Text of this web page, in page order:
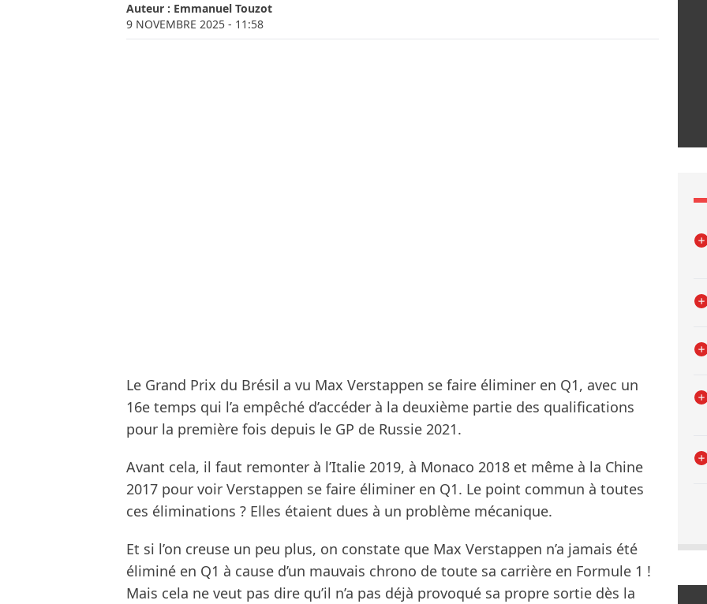
Auteur : Emmanuel Touzot
9 NOVEMBRE 2025 - 11:58
Le Grand Prix du Brésil a vu Max Verstappen se faire éliminer en Q1, avec un
16e temps qui l’a empêché d’accéder à la deuxième partie des qualifications
pour la première fois depuis le GP de Russie 2021.
Avant cela, il faut remonter à l’Italie 2019, à Monaco 2018 et même à la Chine
2017 pour voir Verstappen se faire éliminer en Q1. Le point commun à toutes
ces éliminations ? Elles étaient dues à un problème mécanique.
Et si l’on creuse un peu plus, on constate que Max Verstappen n’a jamais été
éliminé en Q1 à cause d’un mauvais chrono de toute sa carrière en Formule 1 !
Mais cela ne veut pas dire qu’il n’a pas déjà provoqué sa propre sortie dès la